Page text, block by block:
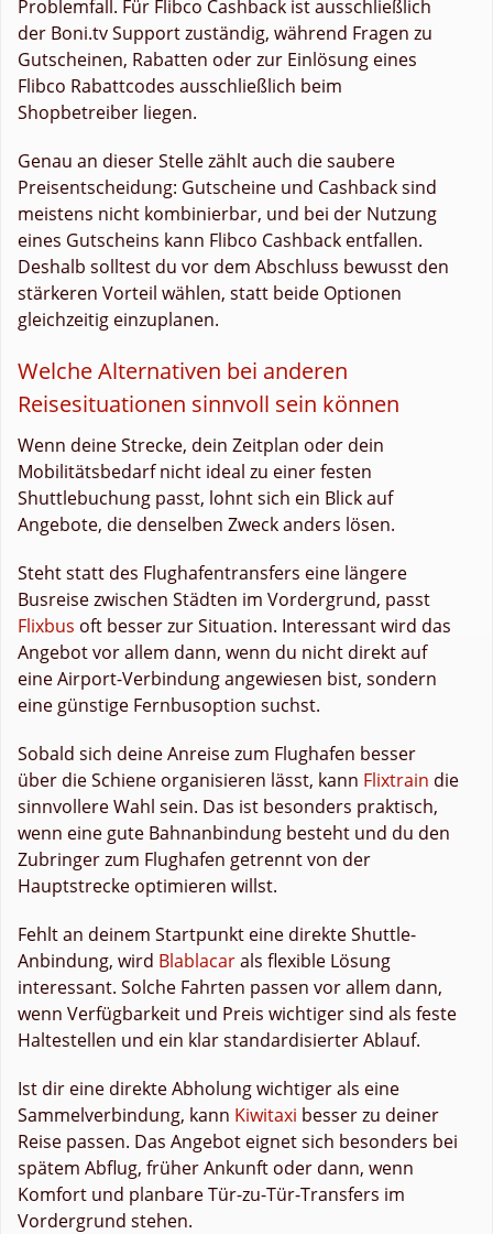
Problemfall. Für Flibco Cashback ist ausschließlich
der Boni.tv Support zuständig, während Fragen zu
Gutscheinen, Rabatten oder zur Einlösung eines
Flibco Rabattcodes ausschließlich beim
Shopbetreiber liegen.
Genau an dieser Stelle zählt auch die saubere
Preisentscheidung: Gutscheine und Cashback sind
meistens nicht kombinierbar, und bei der Nutzung
eines Gutscheins kann Flibco Cashback entfallen.
Deshalb solltest du vor dem Abschluss bewusst den
stärkeren Vorteil wählen, statt beide Optionen
gleichzeitig einzuplanen.
Welche Alternativen bei anderen
Reisesituationen sinnvoll sein können
Wenn deine Strecke, dein Zeitplan oder dein
Mobilitätsbedarf nicht ideal zu einer festen
Shuttlebuchung passt, lohnt sich ein Blick auf
Angebote, die denselben Zweck anders lösen.
Steht statt des Flughafentransfers eine längere
Busreise zwischen Städten im Vordergrund, passt
Flixbus oft besser zur Situation. Interessant wird das
Angebot vor allem dann, wenn du nicht direkt auf
eine Airport-Verbindung angewiesen bist, sondern
eine günstige Fernbusoption suchst.
Sobald sich deine Anreise zum Flughafen besser
über die Schiene organisieren lässt, kann Flixtrain die
sinnvollere Wahl sein. Das ist besonders praktisch,
wenn eine gute Bahnanbindung besteht und du den
Zubringer zum Flughafen getrennt von der
Hauptstrecke optimieren willst.
Fehlt an deinem Startpunkt eine direkte Shuttle-
Anbindung, wird Blablacarals flexible Lösung
interessant. Solche Fahrten passen vor allem dann,
wenn Verfügbarkeit und Preis wichtiger sind als feste
Haltestellen und ein klar standardisierter Ablauf.
Ist dir eine direkte Abholung wichtiger als eine
Sammelverbindung, kann Kiwitaxi besser zu deiner
Reise passen. Das Angebot eignet sich besonders bei
spätem Abflug, früher Ankunft oder dann, wenn
Komfort und planbare Tür-zu-Tür-Transfers im
Vordergrund stehen.